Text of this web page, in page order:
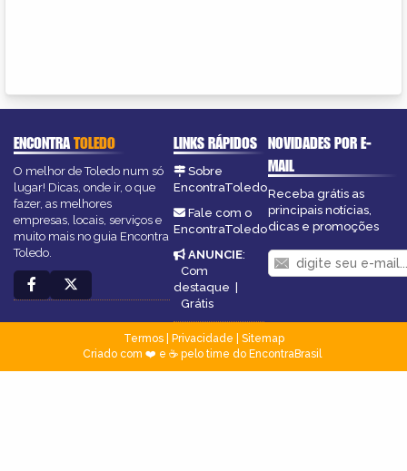
ENCONTRATOLEDO
O melhor de Toledo num só
lugar! Dicas, onde ir, o que
fazer, as melhores
empresas, locais, serviços e
muito mais no guia Encontra
Toledo.
LINKS RÁPIDOS
Sobre
EncontraToledo
Fale com o
EncontraToledo
ANUNCIE:
Com
destaque
Grátis
NOVIDADES POR E-
MAIL
Receba grátis as
principais notícias,
dicas e promoções
Termos| Privacidade
Sitemap
Criado com ❤️ e ☕ pelo time do EncontraBrasil